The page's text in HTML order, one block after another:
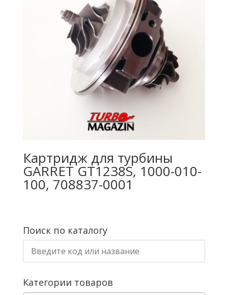
Картридж для турбины
GARRET GT1238S, 1000-010-
100, 708837-0001
Поиск по каталогу
Категории товаров